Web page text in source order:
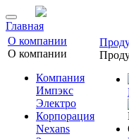
Главная
О компании
О компании
Компания
Импэкс
Электро
Корпорация
Nexans